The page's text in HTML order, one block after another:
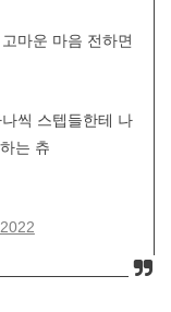
마운 마음 전하면
씩 스텝들한테 나
는 츄